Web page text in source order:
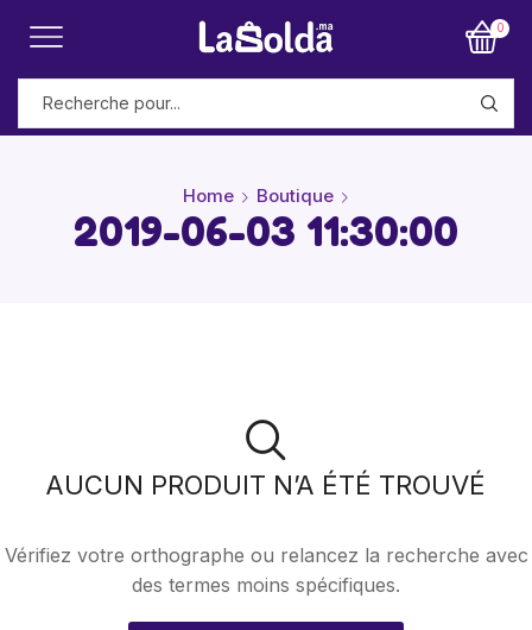
0
Home Boutique
2019-06-03 11:30:00
AUCUN PRODUIT N’A ÉTÉ TROUVÉ
Vérifiez votre orthographe ou relancez la recherche avec
des termes moins spécifiques.